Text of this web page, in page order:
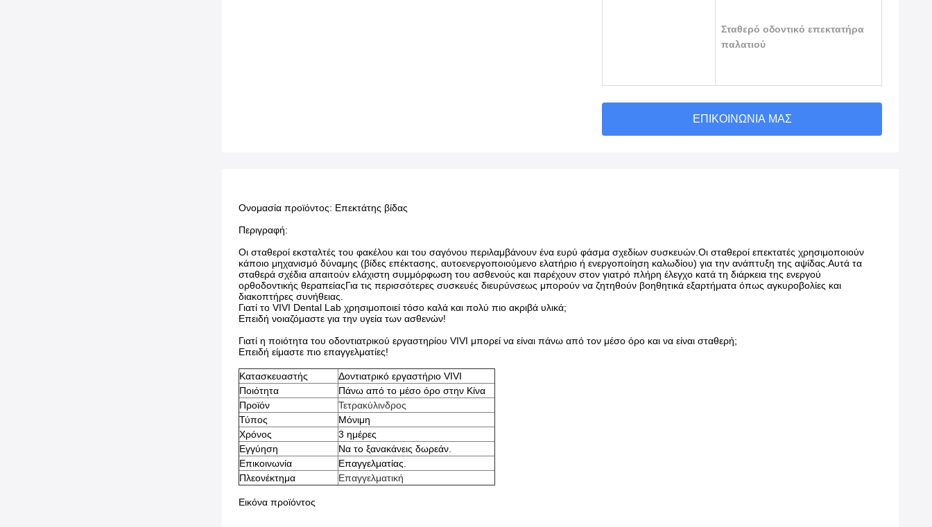
Σταθερό οδοντικό επεκτατήρα
παλατιού
ΕΠΙΚΟΙΝΩΝΊΑ ΜΑΣ
Ονομασία προϊόντος: Επεκτάτης βίδας
Περιγραφή:
Οι σταθεροί εκσταλτές του φακέλου και του σαγόνου περιλαμβάνουν ένα ευρύ φάσμα σχεδίων συσκευών.Οι σταθεροί επεκτατές χρησιμοποιούν
κάποιο μηχανισμό δύναμης (βίδες επέκτασης, αυτοενεργοποιούμενο ελατήριο ή ενεργοποίηση καλωδίου) για την ανάπτυξη της αψίδας.Αυτά τα
σταθερά σχέδια απαιτούν ελάχιστη συμμόρφωση του ασθενούς και παρέχουν στον γιατρό πλήρη έλεγχο κατά τη διάρκεια της ενεργού
ορθοδοντικής θεραπείαςΓια τις περισσότερες συσκευές διευρύνσεως μπορούν να ζητηθούν βοηθητικά εξαρτήματα όπως αγκυροβολίες και
διακοπτήρες συνήθειας.
Γιατί το VIVI Dental Lab χρησιμοποιεί τόσο καλά και πολύ πιο ακριβά υλικά;
Επειδή νοιαζόμαστε για την υγεία των ασθενών!
Γιατί η ποιότητα του οδοντιατρικού εργαστηρίου VIVI μπορεί να είναι πάνω από τον μέσο όρο και να είναι σταθερή;
Επειδή είμαστε πιο επαγγελματίες!
Κατασκευαστής
Δοντιατρικό εργαστήριο VIVI
Ποιότητα
Πάνω από το μέσο όρο στην Κίνα
Προϊόν
Τετρακύλινδρος
Τύπος
Μόνιμη
Χρόνος
3 ημέρες
Εγγύηση
Να το ξανακάνεις δωρεάν.
Επικοινωνία
Επαγγελματίας.
Πλεονέκτημα
Επαγγελματική
Εικόνα προϊόντος